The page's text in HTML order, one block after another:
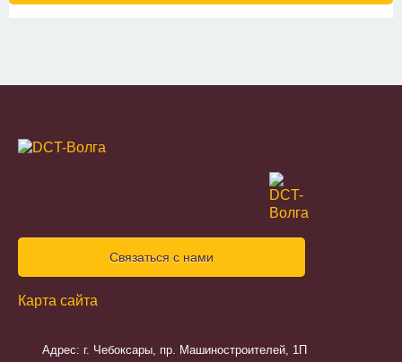
Связаться с нами
Карта сайта
Адрес: г. Чебоксары, пр. Машиностроителей, 1П